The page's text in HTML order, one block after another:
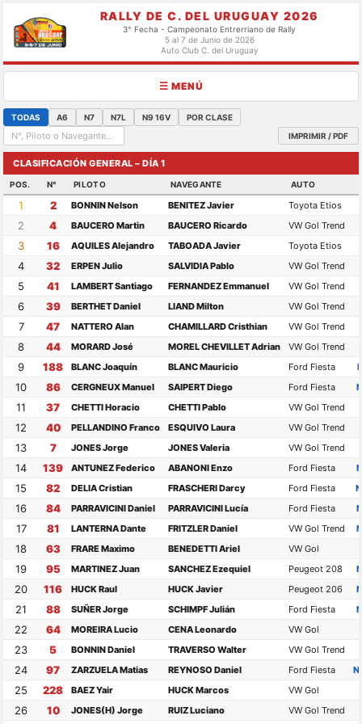
RALLY DE C. DEL URUGUAY 2026
3° Fecha - Campeonato Entrerriano de Rally
5 al 7 de Junio de 2026
Auto Club C. del Uruguay
☰ MENÚ
TODAS A6 N7 N7L N9 16V
POR CLASE
IMPRIMIR / PDF
CLASIFICACIÓN GENERAL – DÍA 1
POS. N° PILOTO NAVEGANTE AUTO
1 2 BONNIN Nelson BENITEZ Javier Toyota Etios
2 4 BAUCERO Martin BAUCERO Ricardo VW Gol Trend
3 16 AQUILES Alejandro TABOADA Javier Toyota Etios
4 32 ERPEN Julio SALVIDIA Pablo VW Gol Trend
5 41 LAMBERT Santiago FERNANDEZ Emmanuel VW Gol Trend
6 39 BERTHET Daniel LIAND Milton VW Gol Trend
7 47 NATTERO Alan CHAMILLARD Cristhian VW Gol Trend
8 44 MORARD José MOREL CHEVILLET Adrian VW Gol Trend
9 188 BLANC Joaquín BLANC Mauricio Ford Fiesta
10 86 CERGNEUX Manuel SAIPERT Diego Ford Fiesta
11 37 CHETTI Horacio CHETTI Pablo VW Gol Trend
12 40 PELLANDINO Franco ESQUIVO Laura VW Gol Trend
13 7 JONES Jorge JONES Valeria VW Gol Trend
14 139 ANTUNEZ Federico ABANONI Enzo Ford Fiesta
15 82 DELIA Cristian FRASCHERI Darcy Ford Fiesta
16 84 PARRAVICINI Daniel PARRAVICINI Lucía Ford Fiesta
17 81 LANTERNA Dante FRITZLER Daniel VW Gol Trend
18 63 FRARE Maximo BENEDETTI Ariel VW Gol
19 95 MARTINEZ Juan SANCHEZ Ezequiel Peugeot 208
20 116 HUCK Raul HUCK Javier Peugeot 206
21 88 SUÑER Jorge SCHIMPF Julián Ford Fiesta
22 64 MOREIRA Lucio CENA Leonardo VW Gol
23 5 BONNIN Daniel TRAVERSO Walter VW Gol Trend
24 97 ZARZUELA Matias REYNOSO Daniel Ford Fiesta
25 228 BAEZ Yair HUCK Marcos VW Gol
26 10 JONES(H) Jorge RUIZ Luciano VW Gol Trend